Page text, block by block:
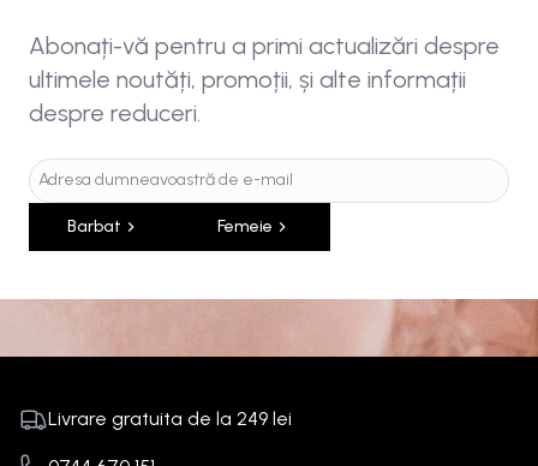
Abonați-vă pentru a primi actualizări despre
ultimele noutăți, promoții, și alte informații
despre reduceri.
Barbat Femeie
Livrare gratuita de la 249 lei